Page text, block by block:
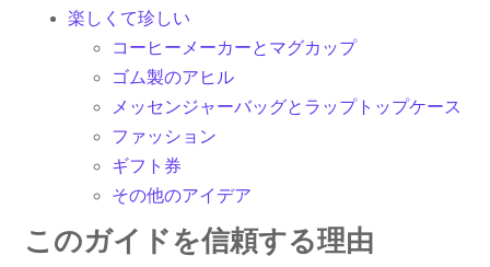
楽しくて珍しい
コーヒーメーカーとマグカップ
ゴム製のアヒル
メッセンジャーバッグとラップトップケース
ファッション
ギフト券
その他のアイデア
このガイドを信頼する理由